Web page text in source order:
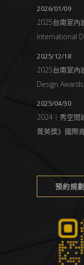
2026/01/09
2025台南室內
International
2025/12/18
2025台南室內
Design
2025/04/30
2024｜秀空間
菁英獎》國際
預約規